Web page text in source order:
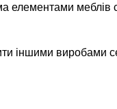
елементами меблів
іншими виробами